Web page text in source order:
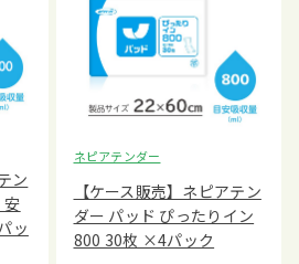
ン
安
ッ
ネピアテンダー
【ケース販売】ネピアテン
ダー パッド ぴったりイン
800 30枚 ×4パック